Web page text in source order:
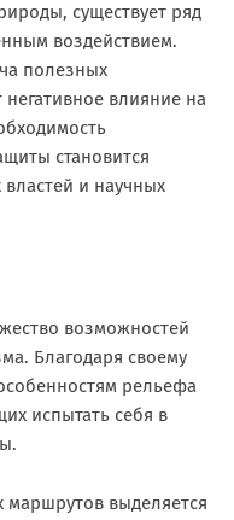
существует ряд
воздействием.
полезных
влияние на
становится
и научных
возможностей
Благодаря своему
рельефа
испытать себя в
выделяется